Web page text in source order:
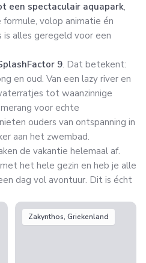
een spectaculair aquapark,
volop animatie én
alles geregeld voor een
9. Dat betekent:
en oud. Van een lazy river en
tot waanzinnige
voor echte
ouders van ontspanning in
aan het zwembad.
de vakantie helemaal af.
het hele gezin en heb je alle
dag vol avontuur. Dit is écht
Zakynthos, Griekenland